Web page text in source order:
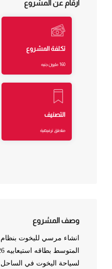
ارقام عن المشروع
تكلفة المشروع
160 مليون جنيه
التصنيف
مناطق ترفيهية
وصف المشروع
انشاء مرسي لليخوت
لسياحة اليخوت في الساحل